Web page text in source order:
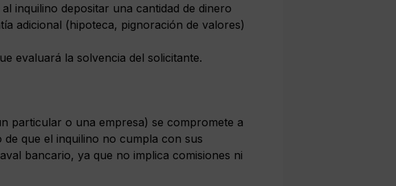
inquilino depositar una cantidad de dinero
adicional (hipoteca, pignoración de valores)
evaluará la solvencia del solicitante.
particular o una empresa) se compromete a
que el inquilino no cumpla con sus
bancario, ya que no implica comisiones ni